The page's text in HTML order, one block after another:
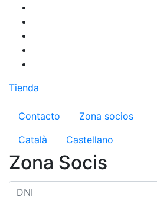
Pasar
contenido
principal
Tienda
Menú del
Contacto
Zona socios
Català
Castellano
Zona Socis